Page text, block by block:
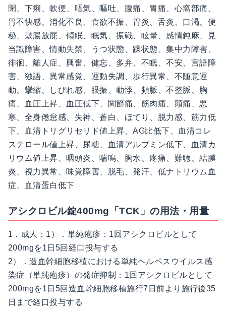
閉、下痢、軟便、嘔気、嘔吐、腹痛、胃痛、心窩部痛、
胃不快感、消化不良、食欲不振、胃炎、舌炎、口渇、便
秘、鼓腸放屁、傾眠、眠気、振戦、眩暈、感情鈍麻、見
当識障害、情動失禁、うつ状態、躁状態、集中力障害、
徘徊、離人症、興奮、健忘、多弁、不眠、不安、言語障
害、独語、異常感覚、運動失調、歩行異常、不随意運
動、攣縮、しびれ感、眼振、動悸、頻脈、不整脈、胸
痛、血圧上昇、血圧低下、関節痛、筋肉痛、頭痛、悪
寒、全身倦怠感、失神、蒼白、ほてり、脱力感、筋力低
下、血清トリグリセリド値上昇、AG比低下、血清コレ
ステロール値上昇、尿糖、血清アルブミン低下、血清カ
リウム値上昇、咽頭炎、喘鳴、胸水、疼痛、難聴、結膜
炎、視力異常、味覚障害、脱毛、発汗、低ナトリウム血
症、血清蛋白低下
アシクロビル錠400mg「TCK」の用法・用量
1．成人：1）．単純疱疹：1回アシクロビルとして
200mgを1日5回経口投与する
2）．造血幹細胞移植における単純ヘルペスウイルス感
染症（単純疱疹）の発症抑制：1回アシクロビルとして
200mgを1日5回造血幹細胞移植施行7日前より施行後35
日まで経口投与する